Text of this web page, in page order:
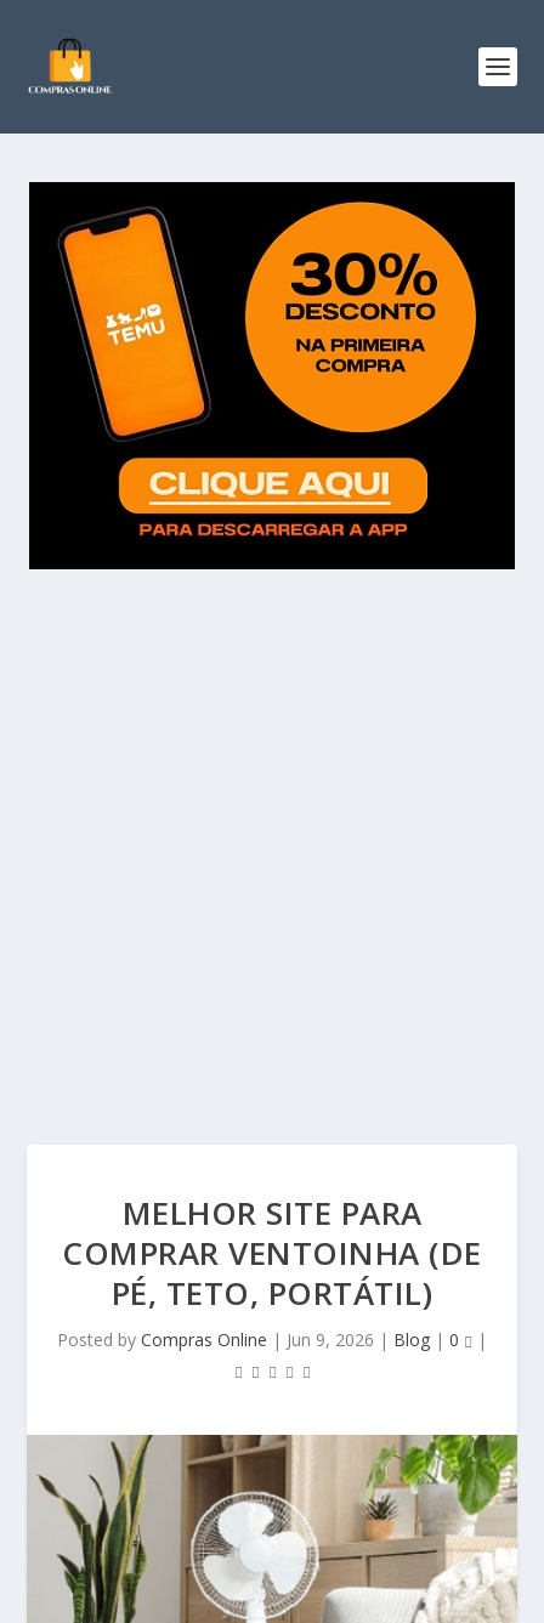
MELHOR SITE PARA
COMPRAR VENTOINHA (DE
PÉ, TETO, PORTÁTIL)
Posted by Compras Online | Jun 9, 2026 | Blog | 0 |